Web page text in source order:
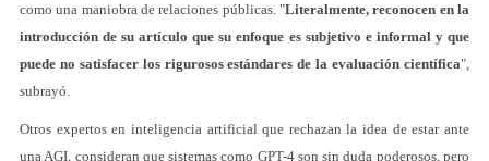
como una maniobra de relaciones públicas. "Literalmente, reconocen en la
introducción de su artículo que su enfoque es subjetivo e informal y que
puede no satisfacer los rigurosos estándares de la evaluación científica",
subrayó.
Otros expertos en inteligencia artificial que rechazan la idea de estar ante
una AGI, consideran que sistemas como GPT-4 son sin duda poderosos, pero